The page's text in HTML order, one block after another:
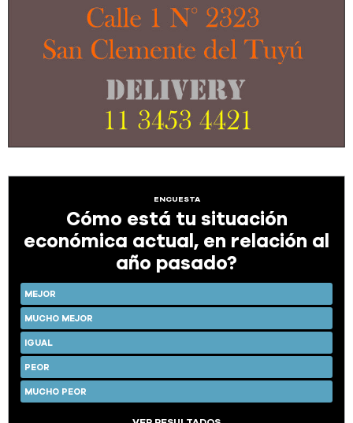
ENCUESTA
Cómo está tu situación
económica actual, en relación al
año pasado?
MEJOR
MUCHO MEJOR
IGUAL
PEOR
MUCHO PEOR